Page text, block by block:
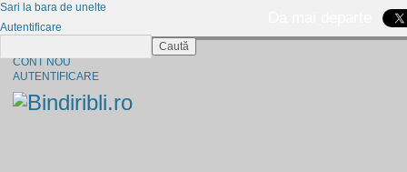
CONT NOU
AUTENTIFICARE
Sari la bara de unelte
Autentificare
Caută